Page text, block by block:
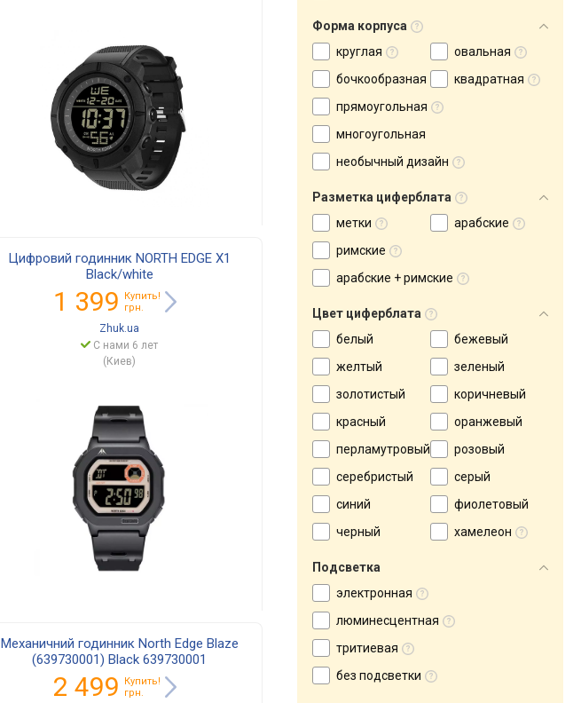
Цифровий годинник NORTH EDGE X1
Black/white
1 399
Купить!
грн.
Zhuk.ua
С нами 6 лет
(Киев)
Механичний годинник North Edge Blaze
(639730001) Black 639730001
2 499
Купить!
грн.
Форма корпуса
круглая
овальная
бочкообразная
квадратная
прямоугольная
многоугольная
необычный дизайн
Разметка циферблата
метки
арабские
римские
арабские + римские
Цвет циферблата
белый
бежевый
желтый
зеленый
золотистый
коричневый
красный
оранжевый
перламутровый
розовый
серебристый
серый
синий
фиолетовый
черный
хамелеон
Подсветка
электронная
люминесцентная
тритиевая
без подсветки